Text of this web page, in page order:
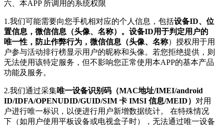
六、本APP 所调用的系统权限
1.我们可能需要向您手机相对应的个人信息，包括设备ID、位
置信息，微信信息（头像、名称）。设备ID用于判定用户的
唯一性，防止作弊行为，微信信息（头像、名称）授权用于用
户参与活动排行榜显示用户的昵称和头像。若您拒绝提供，则
无法使用该特定服务，但不影响您正常使用本APP的基本产品
功能及服务。
2.我们通过采集唯一设备识别码（MAC地址/IMEI/android
ID/IDFA/OPENUDID/GUID/SIM 卡 IMSI 信息/MEID） 对用
户进行唯一标识，以便进行用户新增数据统计。 在特殊情况
下（如用户使用平板设备或电视盒子时），无法通过唯一设备